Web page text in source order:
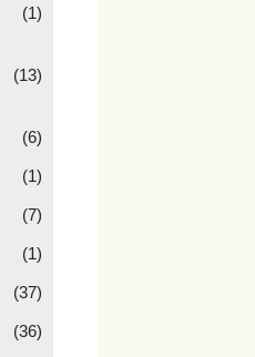
(1)
(13)
(6)
(1)
(7)
(1)
(37)
(36)